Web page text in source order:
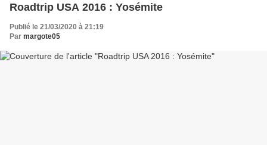
Roadtrip USA 2016 : Yosémite
Publié le 21/03/2020 à 21:19
Par margote05